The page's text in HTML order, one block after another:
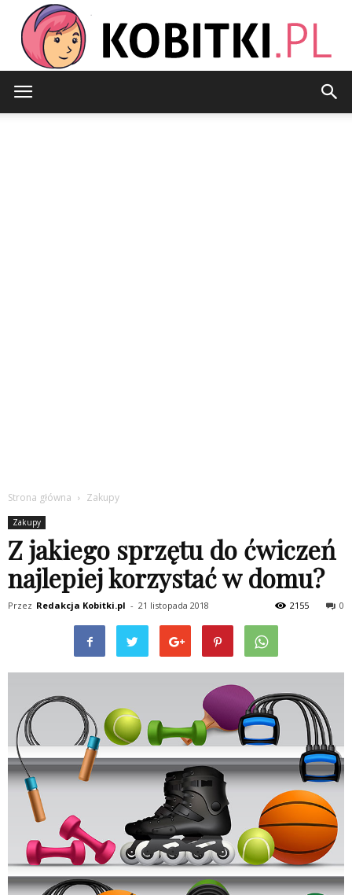
Strona główna Zakupy
Zakupy
Z jakiego sprzętu do ćwiczeń
najlepiej korzystać w domu?
Przez Redakcja Kobitki.pl - 21 listopada 2018 0
2155